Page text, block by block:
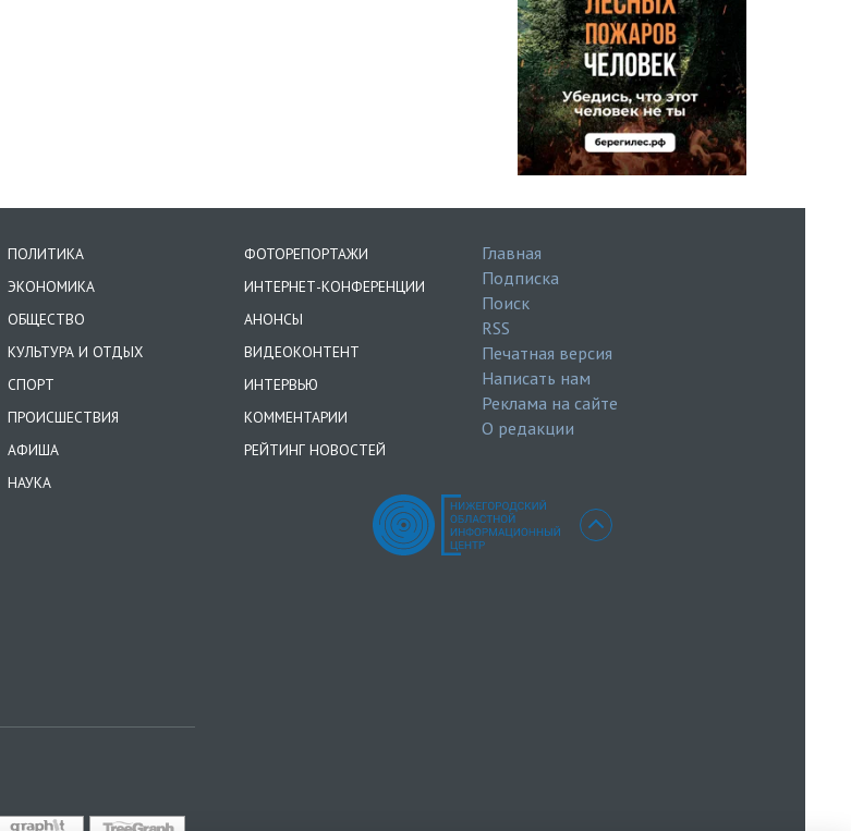
ПОЛИТИКА
ЭКОНОМИКА
ОБЩЕСТВО
КУЛЬТУРА И ОТДЫХ
СПОРТ
ПРОИСШЕСТВИЯ
АФИША
НАУКА
ФОТОРЕПОРТАЖИ
ИНТЕРНЕТ-КОНФЕРЕНЦИИ
АНОНСЫ
ВИДЕОКОНТЕНТ
ИНТЕРВЬЮ
КОММЕНТАРИИ
РЕЙТИНГ НОВОСТЕЙ
Главная
Подписка
Поиск
RSS
Печатная версия
Написать нам
Реклама на сайте
О редакции